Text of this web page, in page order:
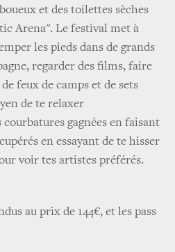
et des toilettes sèches
Arena". Le festival met à
les pieds dans de grands
regarder des films, faire
feux de camps et de sets
de te relaxer
gagnées en faisant
en essayant de te hisser
voir tes artistes préférés.
au prix de 144€, et les pass